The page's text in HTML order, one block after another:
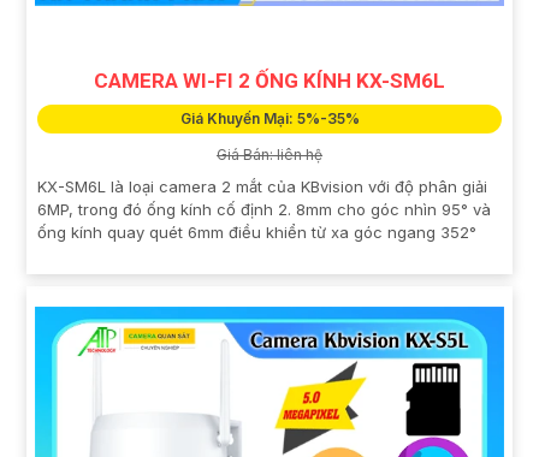
CAMERA WI-FI 2 ỐNG KÍNH KX-SM6L
Giá Khuyến Mại: 5%-35%
Giá Bán: liên hệ
KX-SM6L là loại camera 2 mắt của KBvision với độ phân giải
6MP, trong đó ống kính cố định 2. 8mm cho góc nhìn 95° và
ống kính quay quét 6mm điều khiển từ xa góc ngang 352°